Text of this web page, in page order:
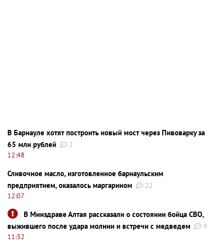
В Барнауле хотят построить новый мост через Пивоварку за
65 млн рублей
2
12:48
Сливочное масло, изготовленное барнаульским
предприятием, оказалось маргарином
22
12:07
В Минздраве Алтая рассказали о состоянии бойца СВО,
выжившего после удара молнии и встречи с медведем
9
11:32